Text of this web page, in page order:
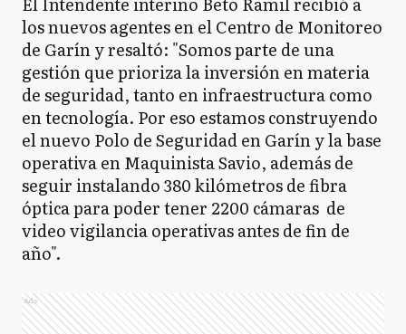
los nuevos agentes en el Centro de Monitoreo
de Garín y resaltó: "Somos parte de una
gestión que prioriza la inversión en materia
de seguridad, tanto en infraestructura como
en tecnología. Por eso estamos construyendo
el nuevo Polo de Seguridad en Garín y la base
operativa en Maquinista Savio, además de
seguir instalando 380 kilómetros de fibra
óptica para poder tener 2200 cámaras de
video vigilancia operativas antes de fin de
año".
Ads